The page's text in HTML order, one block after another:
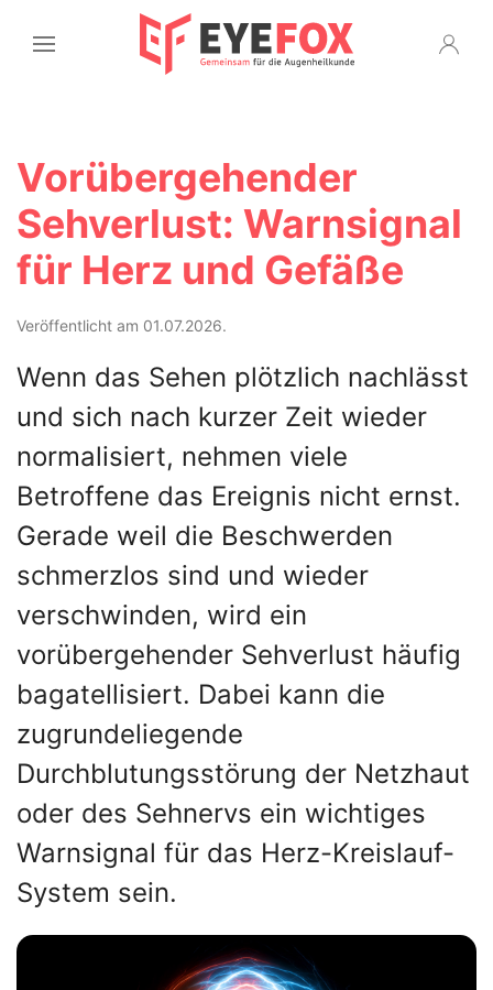
Vorübergehender
Sehverlust: Warnsignal
für Herz und Gefäße
Veröffentlicht am 01.07.2026.
Wenn das Sehen plötzlich nachlässt
und sich nach kurzer Zeit wieder
normalisiert, nehmen viele
Betroffene das Ereignis nicht ernst.
Gerade weil die Beschwerden
schmerzlos sind und wieder
verschwinden, wird ein
vorübergehender Sehverlust häufig
bagatellisiert. Dabei kann die
zugrundeliegende
Durchblutungsstörung der Netzhaut
oder des Sehnervs ein wichtiges
Warnsignal für das Herz-Kreislauf-
System sein.